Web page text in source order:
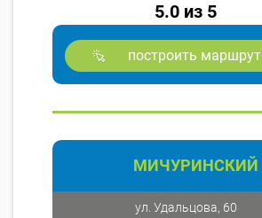
5.0 из 5
построить маршрут
МИЧУРИНСКИЙ
ул. Удальцова, 60